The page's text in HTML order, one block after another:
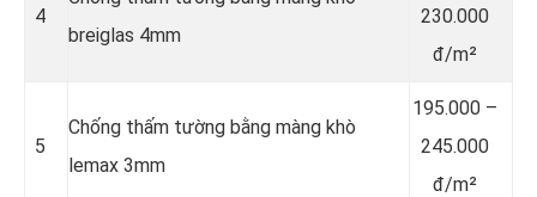
4
breiglas 4mm
230.000
đ/m²
5
Chống thấm tường bằng màng khò
lemax 3mm
195.000 –
245.000
đ/m²